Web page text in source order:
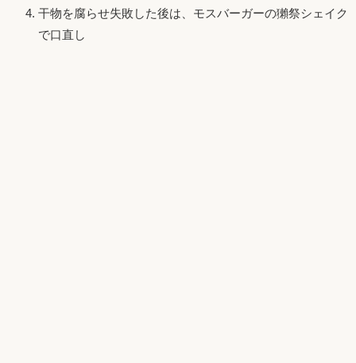
干物を腐らせ失敗した後は、モスバーガーの獺祭シェイク
で口直し